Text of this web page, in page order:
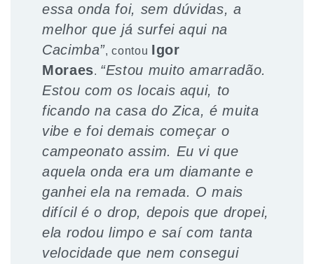
essa onda foi, sem dúvidas, a
melhor que já surfei aqui na
Cacimba”, contou Igor
Moraes. “Estou muito amarradão.
Estou com os locais aqui, to
ficando na casa do Zica, é muita
vibe e foi demais começar o
campeonato assim. Eu vi que
aquela onda era um diamante e
ganhei ela na remada. O mais
difícil é o drop, depois que dropei,
ela rodou limpo e saí com tanta
velocidade que nem consegui